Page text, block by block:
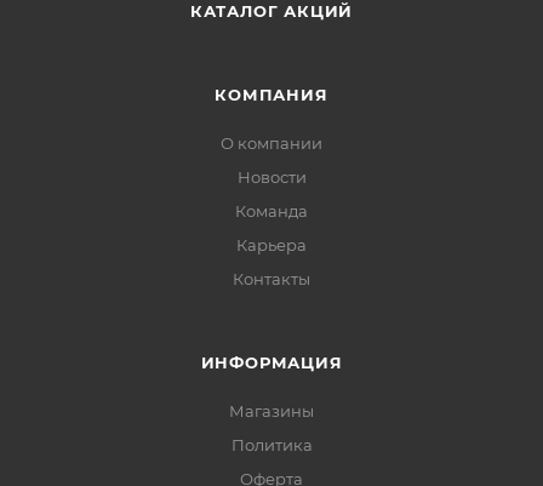
КАТАЛОГ АКЦИЙ
КОМПАНИЯ
О компании
Новости
Команда
Карьера
Контакты
ИНФОРМАЦИЯ
Магазины
Политика
Офертa